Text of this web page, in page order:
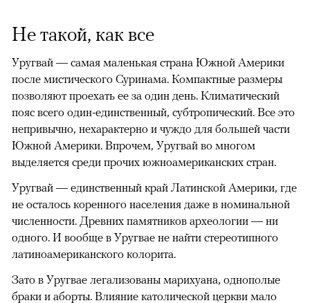
Не такой, как все
Уругвай — самая маленькая страна Южной Америки
после мистического Суринама. Компактные размеры
позволяют проехать ее за один день. Климатический
пояс всего один-единственный, субтропический. Все это
непривычно, нехарактерно и чуждо для большей части
Южной Америки. Впрочем, Уругвай во многом
выделяется среди прочих южноамериканских стран.
Уругвай — единственный край Латинской Америки, где
не осталось коренного населения даже в номинальной
численности. Древних памятников археологии — ни
одного. И вообще в Уругвае не найти стереотипного
латиноамериканского колорита.
Зато в Уругвае легализованы марихуана, однополые
браки и аборты. Влияние католической церкви мало